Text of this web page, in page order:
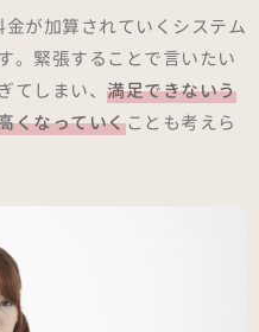
が加算されていくシステム
。緊張することで言いたい
てしまい、 満足できないう
くなっていくことも考えら